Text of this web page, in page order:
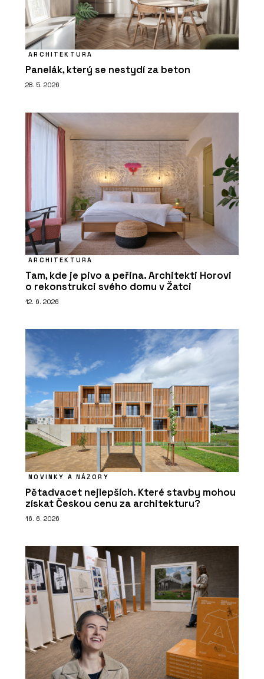
ARCHITEKTURA
Panelák, který se nestydí za beton
28. 5. 2026
ARCHITEKTURA
Tam, kde je pivo a peřina. Architekti Horovi
o rekonstrukci svého domu v Žatci
12. 6. 2026
NOVINKY A NÁZORY
Pětadvacet nejlepších. Které stavby mohou
získat Českou cenu za architekturu?
16. 6. 2026